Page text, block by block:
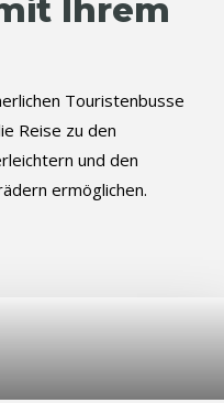
Ihrem
Touristenbusse
Reise zu den
und den
ermöglichen.